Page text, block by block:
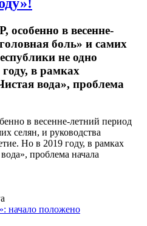
особенно в весенне-
боль» и самих
не одно
году, в рамках
вода», проблема
в весенне-летний период
селян, и руководства
Но в 2019 году, в рамках
проблема начала